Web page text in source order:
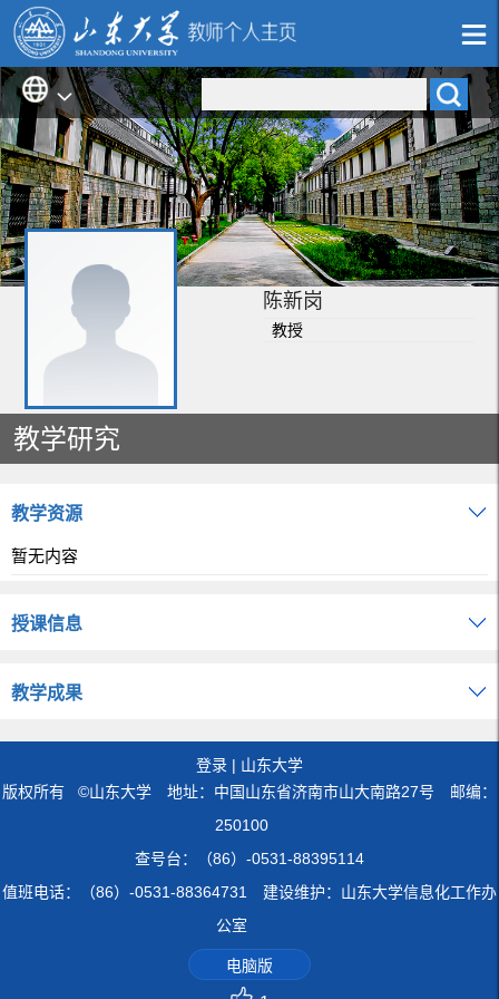
陈新岗
教授
教学研究
教学资源
暂无内容
授课信息
教学成果
登录 | 山东大学
版权所有 ©山东大学 地址：中国山东省济南市山大南路27号 邮编：
250100
查号台：（86）-0531-88395114
值班电话：（86）-0531-88364731 建设维护：山东大学信息化工作办
公室
电脑版